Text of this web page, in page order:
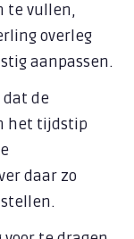
te vullen,
overleg
aanpassen.
dat de
het tijdstip
daar zo
stellen.